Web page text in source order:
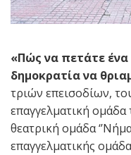
«Πώς να πετάτε
δημοκρατία να
τριών επεισοδίων,
επαγγελματική ομάδα
θεατρική ομάδα
επαγγελματικής